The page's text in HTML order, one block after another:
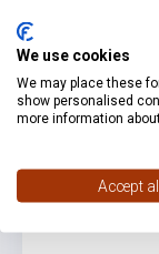
We use cookies
We may place these
show personalised
more information
Accept